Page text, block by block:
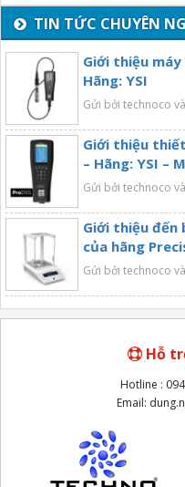
TIN TỨC CHUYÊN
Giới thiệu
Hãng: YSI
Gửi bởi technoco
Giới thiệu
– Hãng: YSI –
Gửi bởi technoco
Giới thiệu đến
của hãng
Gửi bởi technoco
Hỗ
Hotline :
Email: